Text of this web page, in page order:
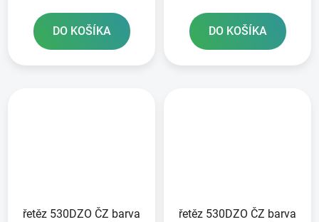
DO KOŠÍKA DO KOŠÍKA
řetěz 530DZO ČZ barva
řetěz 530DZO ČZ barva